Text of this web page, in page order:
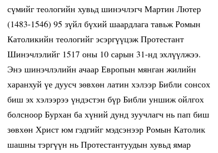
сүмийг теологийн хувьд шинэчлэгч Мартин Лютер
(1483-1546) 95 зүйл бүхий шаардлага тавьж Ромын
Католикийн теологийг эсэргүүцэж Протестант
Шинэчлэлийг 1517 оны 10 сарын 31-нд эхлүүлжээ.
Энэ шинэчлэлийн ачаар Европын мянган жилийн
харанхуй үе дуусч зөвхөн латин хэлээр Библи сонсох
биш эх хэлээрээ үндэстэн бүр Библи уншиж ойлгох
болсноор Бурхан ба хүний дунд зуучлагч нь пап биш
зөвхөн Христ юм гэдгийг мэдсэнээр Ромын Католик
шашны тэргүүн нь Протестантуудын хувьд ямар